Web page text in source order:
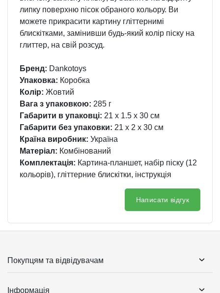
липку поверхню пісок обраного кольору. Ви
можете прикрасити картину гліттернимі
блискітками, замінивши будь-який колір піску на
глиттер, на свій розсуд.
Бренд: Dankotoys
Упаковка: Коробка
Колір: Жовтий
Вага з упаковкою: 285 г
Габарити в упаковці: 21 x 1.5 x 30 см
Габарити без упаковки: 21 x 2 x 30 см
Країна виробник: Україна
Матеріал: Комбінований
Комплектація: Картина-планшет, набір піску (12
кольорів), гліттерние блискітки, інструкція
Написати відгук
Покупцям та відвідувачам
Інформація